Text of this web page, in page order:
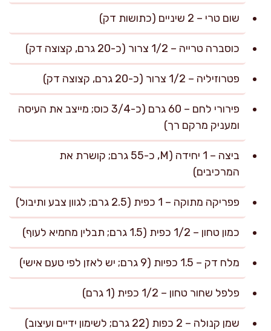
שום טרי – 2 שיניים (כתושות דק)
כוסברה טרייה – 1/2 צרור (כ-20 גרם, קצוצה דק)
פטרוזיליה – 1/2 צרור (כ-20 גרם, קצוצה דק)
פירורי לחם – 60 גרם (כ-3/4 כוס; מייצב את העיסה
ומעניק מרקם רך)
ביצה – 1 יחידה (M, כ-55 גרם; קושרת את
המרכיבים)
פפריקה מתוקה – 1 כפית (2.5 גרם; לגוון צבע ותיבול)
כמון טחון – 1/2 כפית (1.5 גרם; תבלין מחמיא לעוף)
מלח דק – 1.5 כפיות (9 גרם; יש לאזן לפי טעם אישי)
פלפל שחור טחון – 1/2 כפית (1 גרם)
שמן קנולה – 2 כפות (22 גרם; לשימון ידיים ועיצוב)